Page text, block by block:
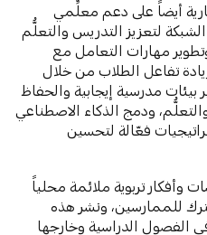
أيضاً على دعم معلِّمي
لتعزيز التدريس والتعلُّم
مهارات التعامل مع
تفاعل الطلاب من خلال
بيئات مدرسية إيجابية والحفاظ
ودمج الذكاء الاصطناعي
فعّالة لتحسين
وأفكار تربوية ملائمة محلياً
للممارسين، ونشر هذه
في الفصول الدراسية وخارجها